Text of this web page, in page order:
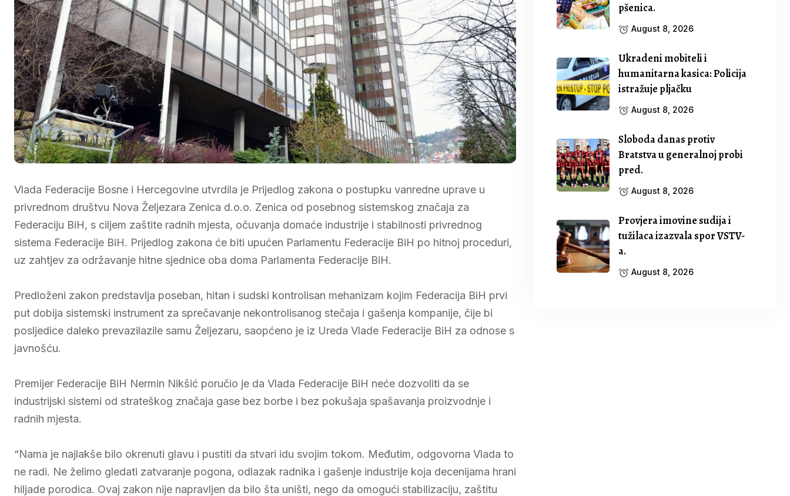
Vlada Federacije Bosne i Hercegovine utvrdila je Prijedlog zakona o postupku vanredne uprave u
privrednom društvu Nova Željezara Zenica d.o.o. Zenica od posebnog sistemskog značaja za
Federaciju BiH, s ciljem zaštite radnih mjesta, očuvanja domaće industrije i stabilnosti privrednog
sistema Federacije BiH. Prijedlog zakona će biti upućen Parlamentu Federacije BiH po hitnoj proceduri,
uz zahtjev za održavanje hitne sjednice oba doma Parlamenta Federacije BiH.
Predloženi zakon predstavlja poseban, hitan i sudski kontrolisan mehanizam kojim Federacija BiH prvi
put dobija sistemski instrument za sprečavanje nekontrolisanog stečaja i gašenja kompanije, čije bi
posljedice daleko prevazilazile samu Željezaru, saopćeno je iz Ureda Vlade Federacije BiH za odnose s
javnošću.
Premijer Federacije BiH Nermin Nikšić poručio je da Vlada Federacije BiH neće dozvoliti da se
industrijski sistemi od strateškog značaja gase bez borbe i bez pokušaja spašavanja proizvodnje i
radnih mjesta.
“Nama je najlakše bilo okrenuti glavu i pustiti da stvari idu svojim tokom. Međutim, odgovorna Vlada to
ne radi. Ne želimo gledati zatvaranje pogona, odlazak radnika i gašenje industrije koja decenijama hrani
hiljade porodica. Ovaj zakon nije napravljen da bilo šta uništi, nego da omogući stabilizaciju, zaštitu
pšenica.
August 8, 2026
Ukradeni mobiteli i
humanitarna kasica: Policija
istražuje pljačku
August 8, 2026
Sloboda danas protiv
Bratstva u generalnoj probi
pred.
August 8, 2026
Provjera imovine sudija i
tužilaca izazvala spor VSTV-
a.
August 8, 2026